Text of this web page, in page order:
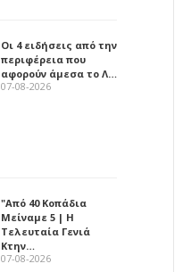
Οι 4 ειδήσεις από την
περιφέρεια που
αφορούν άμεσα το Λ…
07-08-2026
"Από 40 Κοπάδια
Μείναμε 5 | Η
Τελευταία Γενιά
Κτην…
07-08-2026